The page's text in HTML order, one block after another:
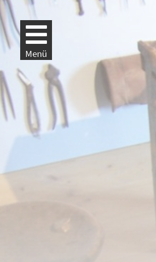
Weiter zur Navigation
Menü